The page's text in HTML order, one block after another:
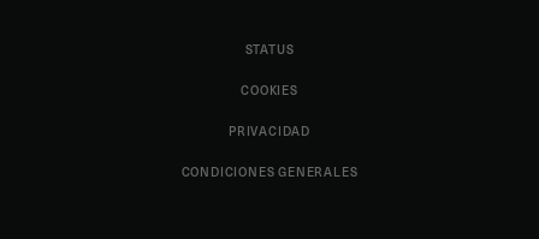
STATUS
COOKIES
PRIVACIDAD
CONDICIONES GENERALES